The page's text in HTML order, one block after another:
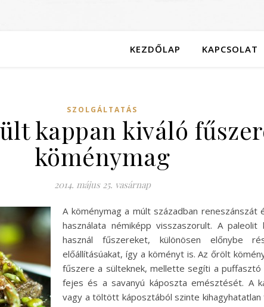
KEZDŐLAP KAPCSOLAT
SZOLGÁLTATÁS
kappan kiváló
köménymag
2014. május 25. vasárnap
A köménymag a múlt században reneszánszát
használata némiképp visszaszorult. A paleolit
használ fűszereket, különösen előnybe
előállításúakat, így a köményt is. Az őrölt
fűszere a sülteknek, mellette segíti a puffasztó
fejes és a savanyú káposzta emésztését. A
vagy a töltött káposztából szinte kihagyhatatlan